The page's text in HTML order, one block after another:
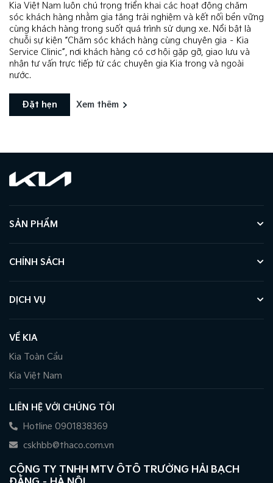
Kia Việt Nam luôn chú trọng triển khai các hoạt động chăm
sóc khách hàng nhằm gia tăng trải nghiệm và kết nối bền vững
cùng khách hàng trong suốt quá trình sử dụng xe. Nổi bật là
chuỗi sự kiện “Chăm sóc khách hàng cùng chuyên gia – Kia
Service Clinic”, nơi khách hàng có cơ hội gặp gỡ, giao lưu và
nhận tư vấn trực tiếp từ các chuyên gia Kia trong và ngoài
nước.
Đặt hẹn Xem thêm
SẢN PHẨM
CHÍNH SÁCH
DỊCH VỤ
VỀ KIA
Kia Toàn Cầu
Kia Việt Nam
LIÊN HỆ VỚI CHÚNG TÔI
Hotline 0901838369
cskhbb@thaco.com.vn
CÔNG TY TNHH MTV ÔTÔ TRƯỜNG HẢI BẠCH